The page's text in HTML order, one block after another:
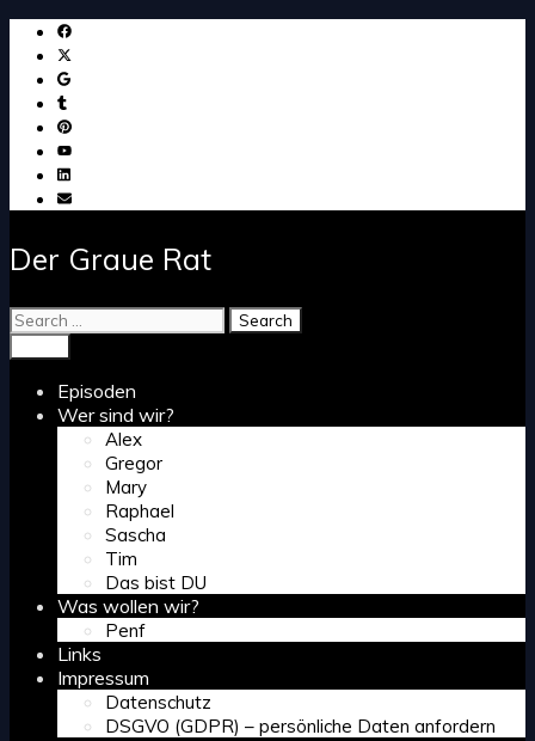
Skip
content
Der Graue Rat
Search
for:
Episoden
Wer sind wir?
Alex
Gregor
Mary
Raphael
Sascha
Tim
Das bist DU
Was wollen wir?
Penf
Links
Impressum
Datenschutz
DSGVO (GDPR) – persönliche Daten anfordern